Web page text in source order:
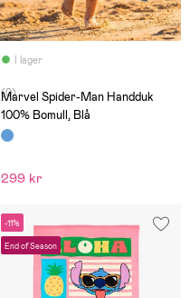
I lager
(0)
Marvel Spider-Man Handduk
100% Bomull, Blå
299 kr
-11%
End of Season